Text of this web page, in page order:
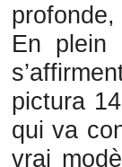
profonde,
En plein
pictura
qui va
vrai